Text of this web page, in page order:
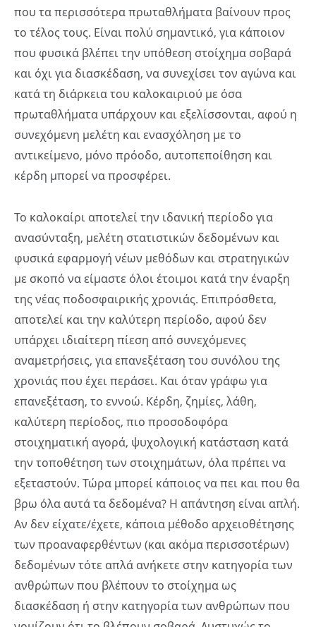
που τα περισσότερα πρωταθλήματα βαίνουν προς
το τέλος τους. Είναι πολύ σημαντικό, για κάποιον
που φυσικά βλέπει την υπόθεση στοίχημα σοβαρά
και όχι για διασκέδαση, να συνεχίσει τον αγώνα και
κατά τη διάρκεια του καλοκαιριού με όσα
πρωταθλήματα υπάρχουν και εξελίσσονται, αφού η
συνεχόμενη μελέτη και ενασχόληση με το
αντικείμενο, μόνο πρόοδο, αυτοπεποίθηση και
κέρδη μπορεί να προσφέρει.
Το καλοκαίρι αποτελεί την ιδανική περίοδο για
ανασύνταξη, μελέτη στατιστικών δεδομένων και
φυσικά εφαρμογή νέων μεθόδων και στρατηγικών
με σκοπό να είμαστε όλοι έτοιμοι κατά την έναρξη
της νέας ποδοσφαιρικής χρονιάς. Επιπρόσθετα,
αποτελεί και την καλύτερη περίοδο, αφού δεν
υπάρχει ιδιαίτερη πίεση από συνεχόμενες
αναμετρήσεις, για επανεξέταση του συνόλου της
χρονιάς που έχει περάσει. Και όταν γράφω για
επανεξέταση, το εννοώ. Κέρδη, ζημίες, λάθη,
καλύτερη περίοδος, πιο προσοδοφόρα
στοιχηματική αγορά, ψυχολογική κατάσταση κατά
την τοποθέτηση των στοιχημάτων, όλα πρέπει να
εξεταστούν. Τώρα μπορεί κάποιος να πει και που θα
βρω όλα αυτά τα δεδομένα? Η απάντηση είναι απλή.
Αν δεν είχατε/έχετε, κάποια μέθοδο αρχειοθέτησης
των προαναφερθέντων (και ακόμα περισσοτέρων)
δεδομένων τότε απλά ανήκετε στην κατηγορία των
ανθρώπων που βλέπουν το στοίχημα ως
διασκέδαση ή στην κατηγορία των ανθρώπων που